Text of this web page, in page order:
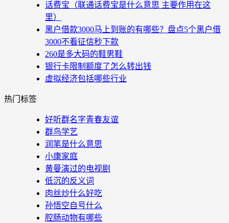
话费宝（联通话费宝是什么意思 主要作用在这
里）
黑户借款3000马上到账的有哪些？盘点5个黑户借
3000不看征信秒下款
260是多大码的鞋男鞋
银行卡限制额度了怎么转出钱
虚拟经济包括哪些行业
热门标签
好听群名字青春友谊
群鸟学艺
润笔是什么意思
小康家庭
黄曼演过的电视剧
低沉的反义词
肉丝炒什么好吃
孙悟空自号什么
腔肠动物有哪些